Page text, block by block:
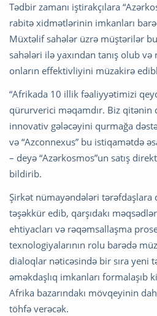
Tədbir zamanı iştirakçılara
rabitə xidmətlərinin imkanları
Müxtəlif sahələr üzrə müştərilər
sahələri ilə yaxından tanış olub
onların effektivliyini müzakirə
“Afrikada 10 illik fəaliyyətimizi
qürurverici məqamdır. Biz qitənin
innovativ gələcəyini qurmağa
və “Azconnexus” bu istiqamətdə
– deyə “Azərkosmos”un satış
bildirib.
Şirkət nümayəndələri tərəfdaşlara
təşəkkür edib, qarşıdakı
ehtiyacları və rəqəmsallaşma
texnologiyalarının rolu barədə
dialoqlar nəticəsində bir sıra yeni
əməkdaşlıq imkanları formalaşıb
Afrika bazarındakı mövqeyinin
töhfə verəcək.